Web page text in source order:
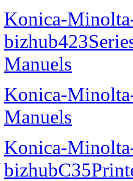
Konica-
Manuels
Konica-
Manuels
Konica-